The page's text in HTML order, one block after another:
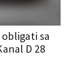
sa
D 28